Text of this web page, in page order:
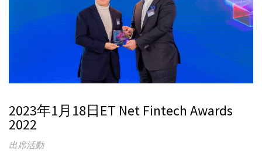
2023年1月18日ET Net Fintech Awards
2022
出席活動